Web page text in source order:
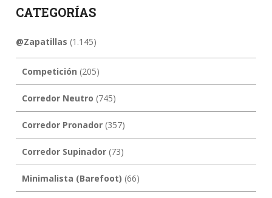
CATEGORÍAS
@Zapatillas (1.145)
Competición (205)
Corredor Neutro (745)
Corredor Pronador(357)
Corredor Supinador(73)
Minimalista (Barefoot) (66)